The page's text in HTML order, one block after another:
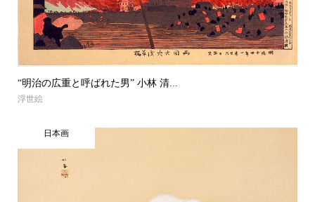
“明治の広重と呼ばれた男” 小林 清...
浮世絵
日本画